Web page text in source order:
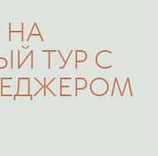
ТУР С